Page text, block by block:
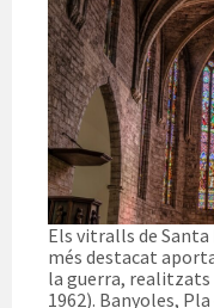
Els vitralls de Santa
més destacat
la guerra,
1962). Banyoles,